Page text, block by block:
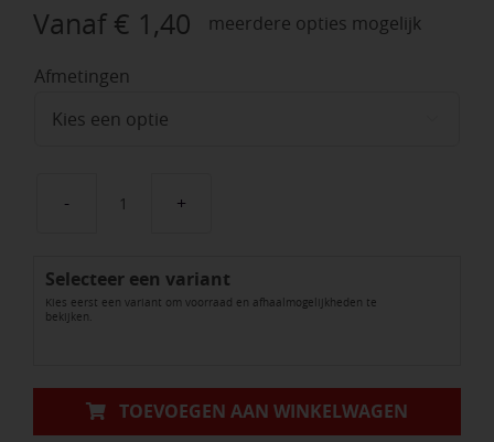
Vanaf € 1,40 meerdere opties mogelijk
Afmetingen
Hulpstukken
Ø
aantal
Selecteer een variant
Kies eerst een variant om voorraad en afhaalmogelijkheden te
bekijken.
TOEVOEGEN AAN WINKELWAGEN